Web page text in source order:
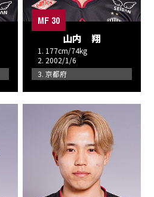
MF 30
山内 翔
1. 177cm/74kg
2. 2002/1/6
3. 京都府